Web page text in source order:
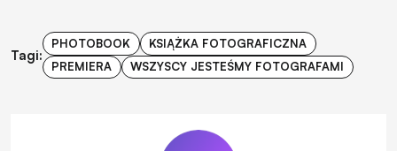
Tagi:
PHOTOBOOK
KSIĄŻKA FOTOGRAFICZNA
PREMIERA
WSZYSCY JESTEŚMY FOTOGRAFAMI